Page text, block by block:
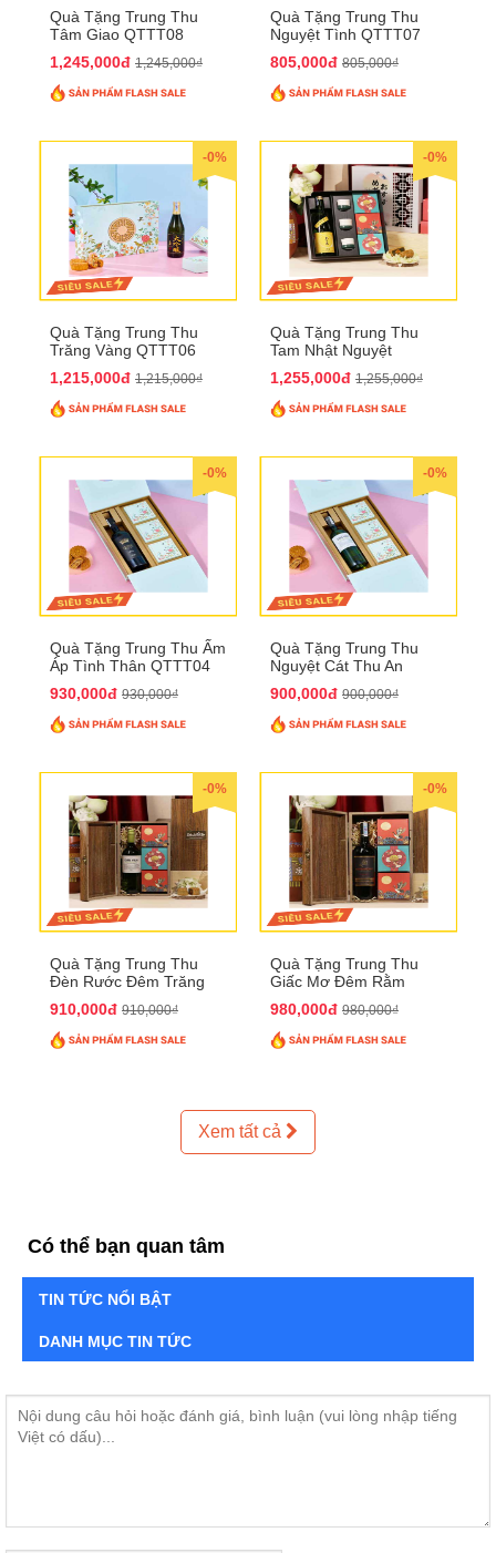
Quà Tặng Trung Thu
Tâm Giao QTTT08
1,245,000đ 1,245,000₫
Quà Tặng Trung Thu
Nguyệt Tình QTTT07
805,000đ 805,000₫
-0%
Quà Tặng Trung Thu
Trăng Vàng QTTT06
1,215,000đ 1,215,000₫
-0%
Quà Tặng Trung Thu
Tam Nhật Nguyệt
1,255,000đ 1,255,000₫
-0%
Quà Tặng Trung Thu Ấm
Áp Tình Thân QTTT04
930,000đ 930,000₫
-0%
Quà Tặng Trung Thu
Nguyệt Cát Thu An
900,000đ 900,000₫
-0%
Quà Tặng Trung Thu
Đèn Rước Đêm Trăng
910,000đ 910,000₫
-0%
Quà Tặng Trung Thu
Giấc Mơ Đêm Rằm
980,000đ 980,000₫
Xem tất cả
Có thể bạn quan tâm
TIN TỨC NỔI BẬT
DANH MỤC TIN TỨC